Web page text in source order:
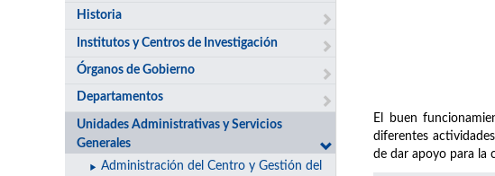
Historia
Institutos y Centros de Investigación
Órganos de Gobierno
Departamentos
Unidades Administrativas y Servicios
Generales
Administración del Centro y Gestión del
El buen
diferentes
de dar apoyo para la